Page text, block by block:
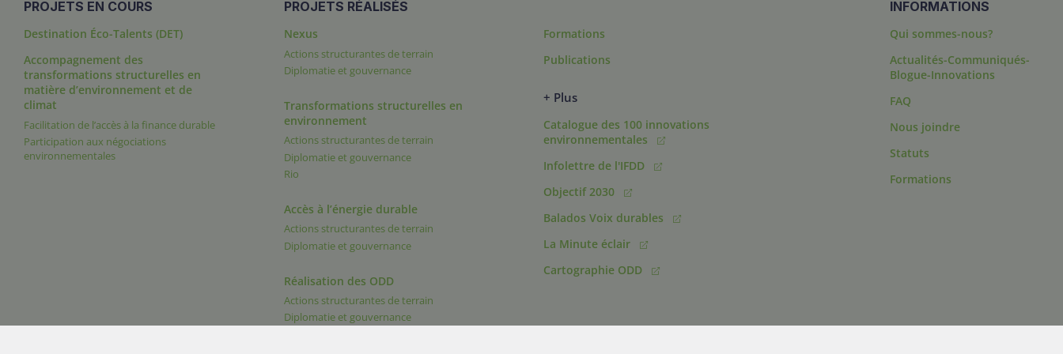
PROJETS EN COURS
Destination Éco-Talents (DET)
Accompagnement des
transformations structurelles en
matière d’environnement et de
climat
Facilitation de l’accès à la finance durable
Participation aux négociations
environnementales
PROJETS RÉALISÉS
Nexus
Actions structurantes de terrain
Diplomatie et gouvernance
Transformations structurelles en
environnement
Actions structurantes de terrain
Diplomatie et gouvernance
Rio
Accès à l’énergie durable
Actions structurantes de terrain
Diplomatie et gouvernance
Réalisation des ODD
Actions structurantes de terrain
Diplomatie et gouvernance
Formations
Publications
+ Plus
Catalogue des 100 innovations
environnementales
Infolettre de l'IFDD
Objectif 2030
Balados Voix durables
La Minute éclair
Cartographie ODD
INFORMATIONS
Qui sommes-nous?
Actualités-Communiqués-
Blogue-Innovations
FAQ
Nous joindre
Statuts
Formations